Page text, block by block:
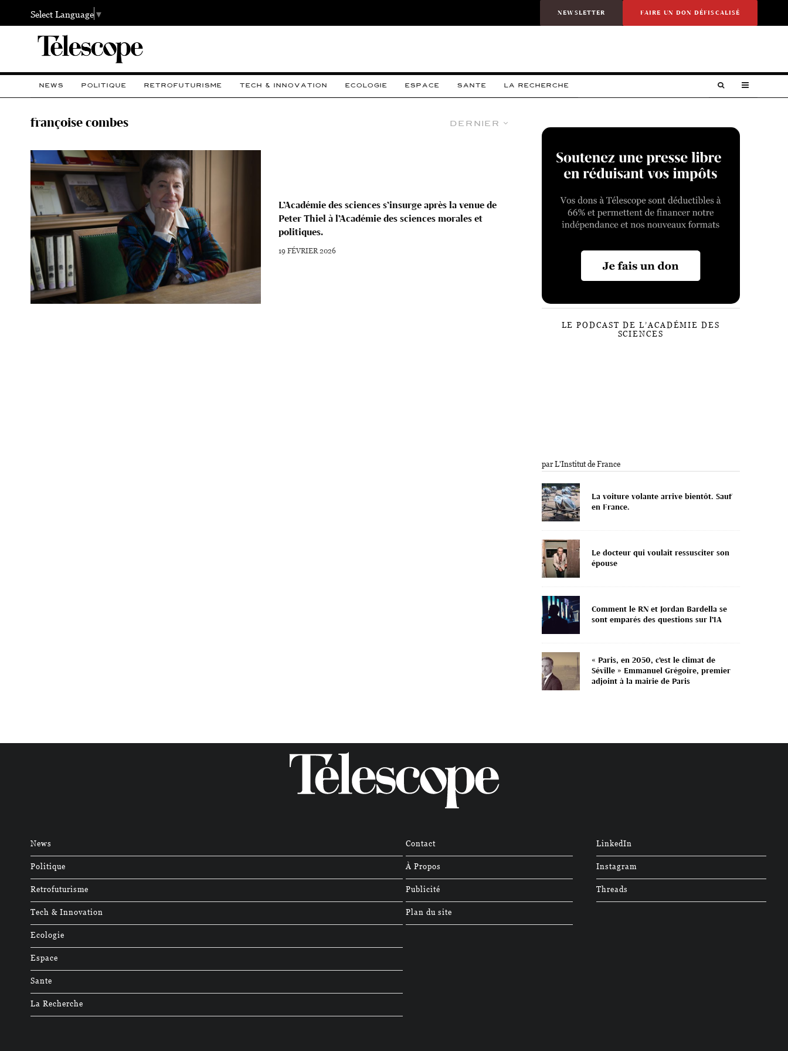
Select Language▼ NEWSLETTER FAIRE UN DON DÉFISCALISÉ
NEWS POLITIQUE RETROFUTURISME TECH & INNOVATION ECOLOGIE ESPACE SANTE LA RECHERCHE
Dernier
françoise combes
L’Académie des sciences s’insurge après la venue de
Peter Thiel à l’Académie des sciences morales et
politiques.
19 FÉVRIER 2026
LE PODCAST DE L’ACADÉMIE DES
SCIENCES
par L'Institut de France
La voiture volante arrive bientôt. Sauf
en France.
Le docteur qui voulait ressusciter son
épouse
Comment le RN et Jordan Bardella se
sont emparés des questions sur l’IA
« Paris, en 2050, c’est le climat de
Séville » Emmanuel Grégoire, premier
adjoint à la mairie de Paris
News
Politique
Retrofuturisme
Tech & Innovation
Ecologie
Espace
Sante
La Recherche
Contact
À Propos
Publicité
Plan du site
LinkedIn
Instagram
Threads